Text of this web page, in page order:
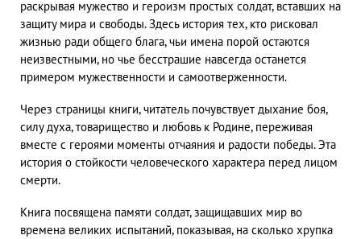
раскрывая мужество и героизм простых солдат, вставших на
защиту мира и свободы. Здесь история тех, кто рисковал
жизнью ради общего блага, чьи имена порой остаются
неизвестными, но чье бесстрашие навсегда останется
примером мужественности и самоотверженности.
Через страницы книги, читатель почувствует дыхание боя,
силу духа, товарищество и любовь к Родине, переживая
вместе с героями моменты отчаяния и радости победы. Эта
история о стойкости человеческого характера перед лицом
смерти.
Книга посвящена памяти солдат, защищавших мир во
времена великих испытаний, показывая, на сколько хрупка